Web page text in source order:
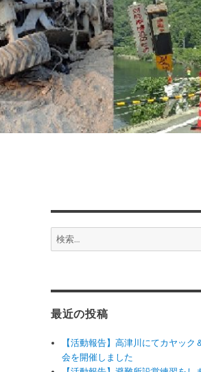
検
索:
最近の投稿
【活動報告】高津川にてカヤック
会を開催しました